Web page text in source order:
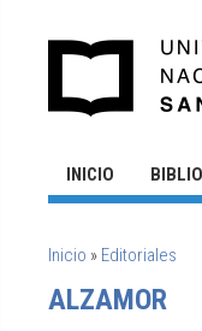
INICIO
SE ENCUENTRA
Inicio » Editoriales
ALZAMOR